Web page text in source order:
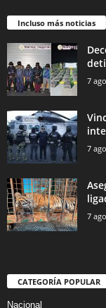
Incluso más noticias
7
7
7
CATEGORÍA POPULAR
Nacional